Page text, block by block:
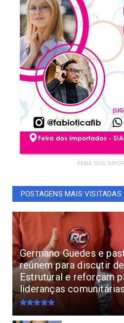
FEIRA DOS
POSTAGENS MAIS VISITADAS
Germano Guedes e
reúnem para discutir
Estrutural e reforçam
lideranças comunitárias